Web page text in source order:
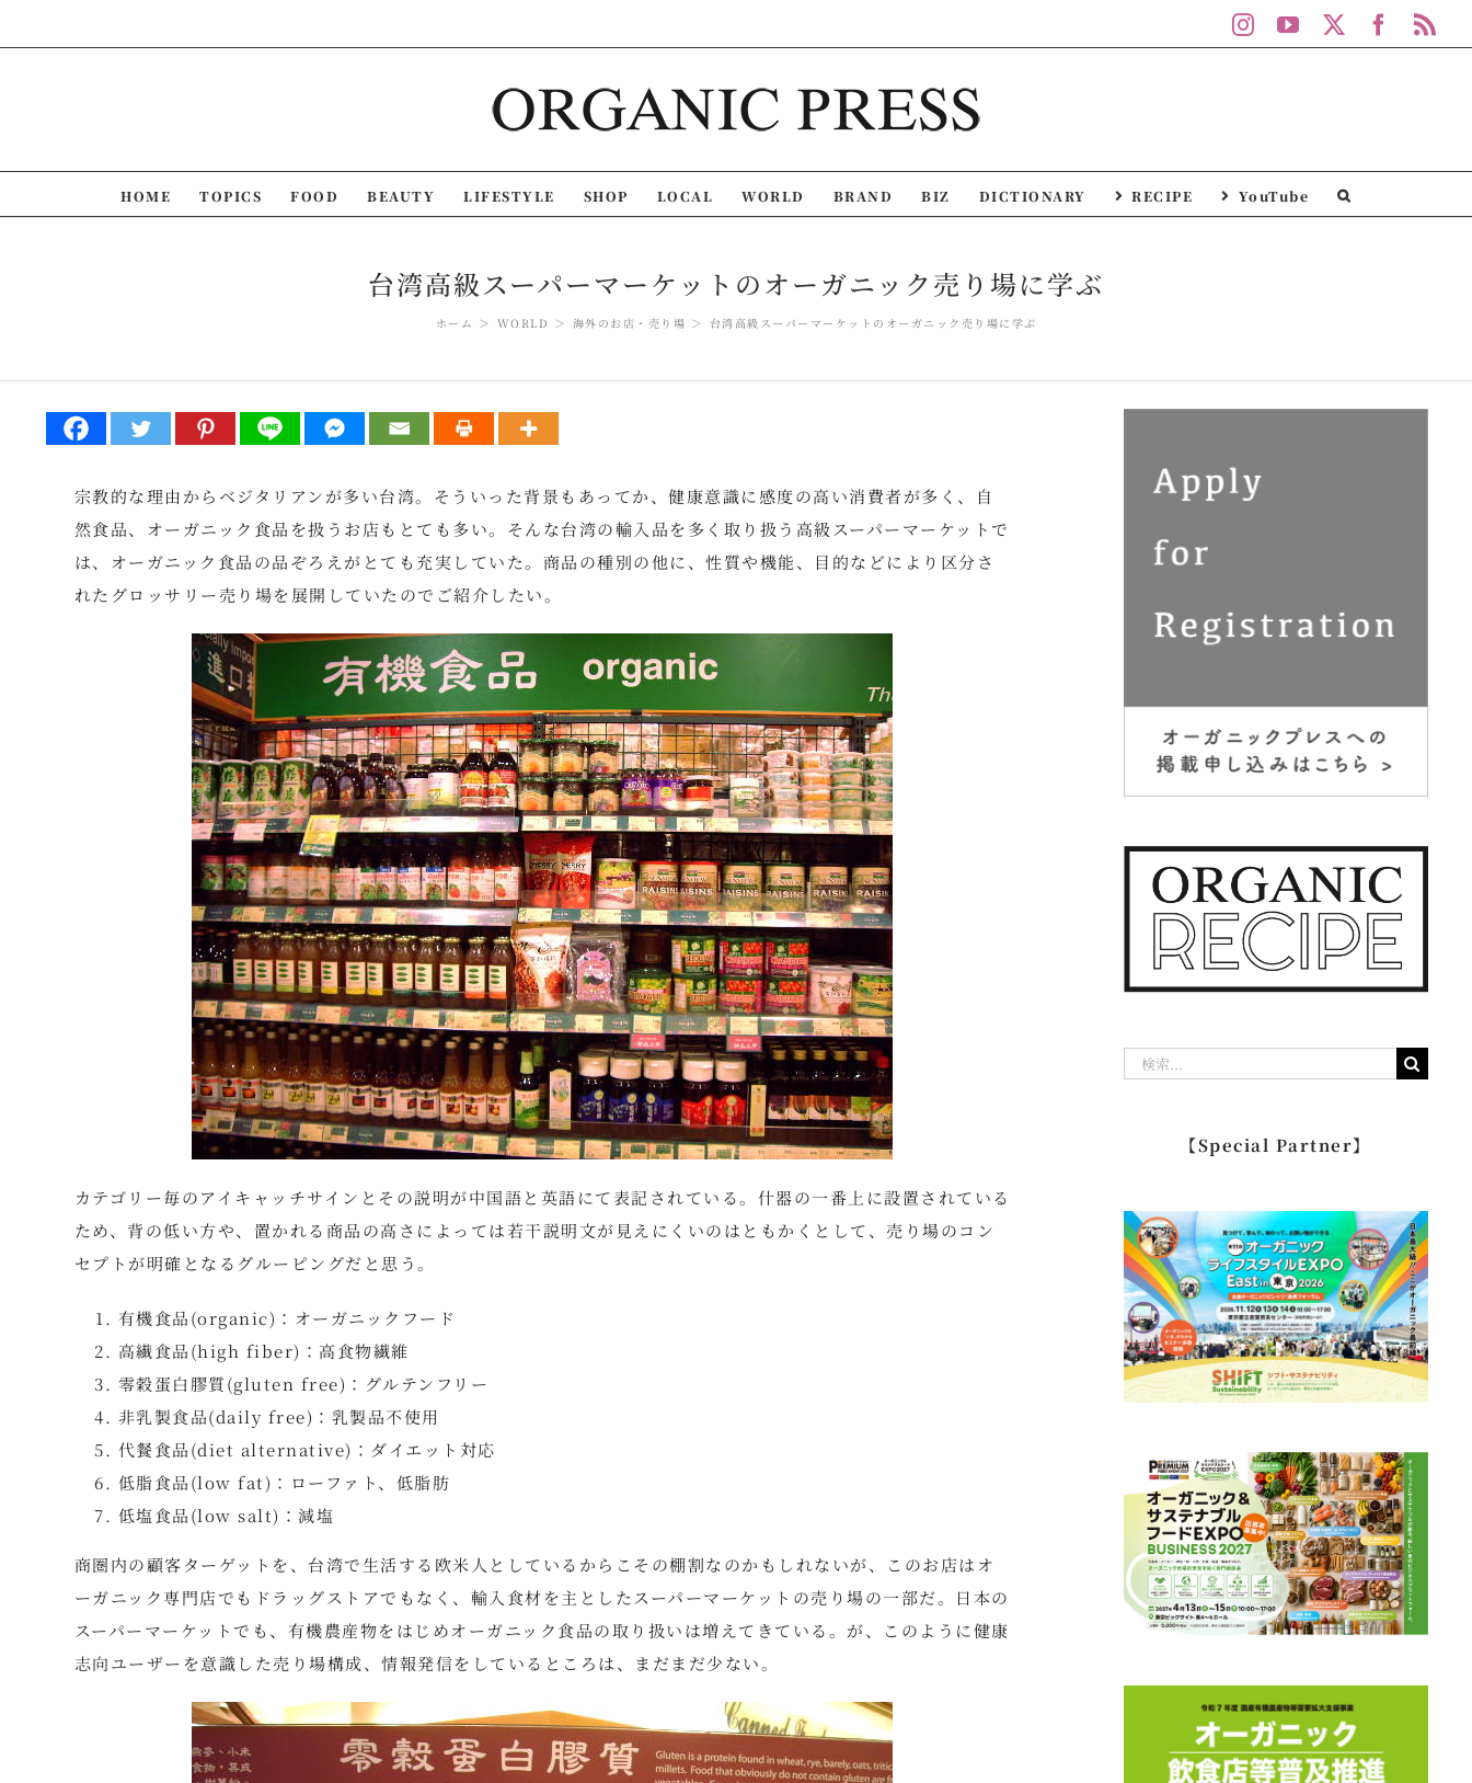
to
InstagramYouTube
HOME TOPICS FOOD BEAUTY LIFESTYLE SHOP LOCAL WORLD BRAND BIZ DICTIONARY RECIPE YouTube
台湾高級スーパーマーケットのオーガニック売り場に学ぶ
ホーム WORLD 海外のお店・売り場 台湾高級スーパーマーケットのオーガニック売り場に学ぶ
宗教的な理由からベジタリアンが多い台湾。そういった背景もあってか、健康意識に感度の高い消費者が多く、自
然食品、オーガニック食品を扱うお店もとても多い。そんな台湾の輸入品を多く取り扱う高級スーパーマーケットで
は、オーガニック食品の品ぞろえがとても充実していた。商品の種別の他に、性質や機能、目的などにより区分さ
れたグロッサリー売り場を展開していたのでご紹介したい。
カテゴリー毎のアイキャッチサインとその説明が中国語と英語にて表記されている。什器の一番上に設置されている
ため、背の低い方や、置かれる商品の高さによっては若干説明文が見えにくいのはともかくとして、売り場のコン
セプトが明確となるグルーピングだと思う。
有機食品(organic)：オーガニックフード
高繊食品(high fiber)：高食物繊維
零穀蛋白膠質(gluten free)：グルテンフリー
非乳製食品(daily free)：乳製品不使用
代餐食品(diet alternative)：ダイエット対応
低脂食品(low fat)：ローファト、低脂肪
低塩食品(low salt)：減塩
商圏内の顧客ターゲットを、台湾で生活する欧米人としているからこその棚割なのかもしれないが、このお店はオ
ーガニック専門店でもドラッグストアでもなく、輸入食材を主としたスーパーマーケットの売り場の一部だ。日本の
スーパーマーケットでも、有機農産物をはじめオーガニック食品の取り扱いは増えてきている。が、このように健康
志向ユーザーを意識した売り場構成、情報発信をしているところは、まだまだ少ない。
【Special Partner】